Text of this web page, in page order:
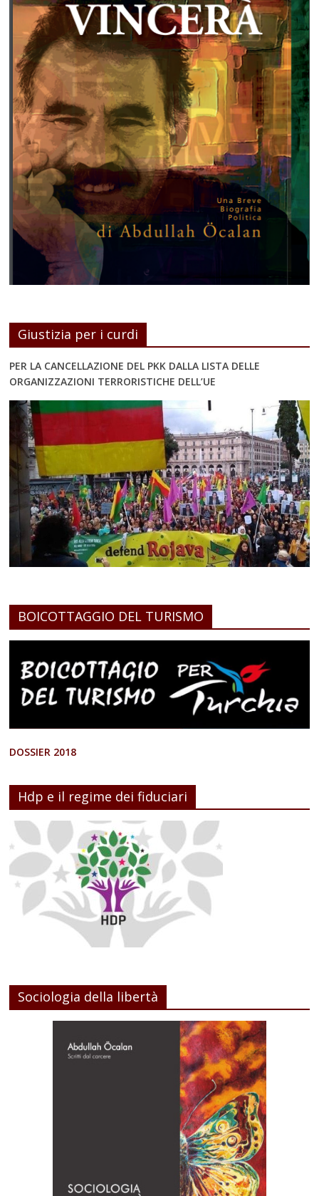
Giustizia per i curdi
PER LA CANCELLAZIONE DEL PKK DALLA LISTA DELLE
ORGANIZZAZIONI TERRORISTICHE DELL’UE
BOICOTTAGGIO DEL TURISMO
DOSSIER 2018
Hdp e il regime dei fiduciari
Sociologia della libertà